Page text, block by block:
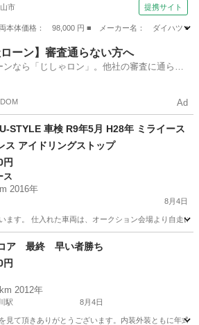
市 提携サイト
本体価格： 98,000 円 ■ メーカー名： ダイハツ
ローン】審査通らない方へ
ンなら「じしゃロン」。他社の審査に通らな
Ad
STYLE 車検 R9年5月 H28年 ミライース
ス アイドリングストップ
円
ス
2016年
8月4日
ます。 仕入れた車両は、オークション会場より自走
ミライース 車両
ア 最終 早い者勝ち
円
2012年
駅 8月4日
見て頂きありがとうございます。内装外装ともに年式